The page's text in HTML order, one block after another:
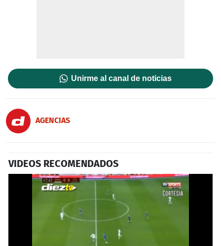
Unirme al canal de noticias
AGENCIAS
VIDEOS RECOMENDADOS